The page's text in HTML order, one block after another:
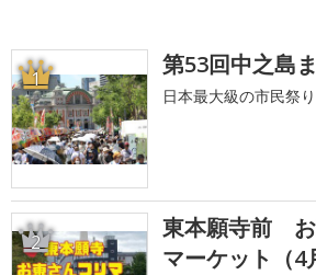
1 第53回中之島
日本最大級の市民祭り
2
東本願寺前
マーケット（4